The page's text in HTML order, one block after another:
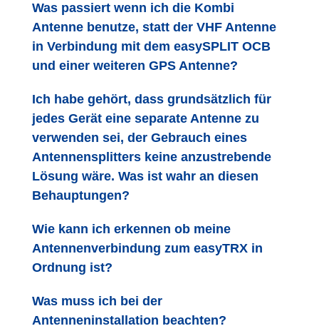
Was passiert wenn ich die Kombi
Antenne benutze, statt der VHF Antenne
in Verbindung mit dem easySPLIT OCB
und einer weiteren GPS Antenne?
Ich habe gehört, dass grundsätzlich für
jedes Gerät eine separate Antenne zu
verwenden sei, der Gebrauch eines
Antennensplitters keine anzustrebende
Lösung wäre. Was ist wahr an diesen
Behauptungen?
Wie kann ich erkennen ob meine
Antennenverbindung zum easyTRX in
Ordnung ist?
Was muss ich bei der
Antenneninstallation beachten?